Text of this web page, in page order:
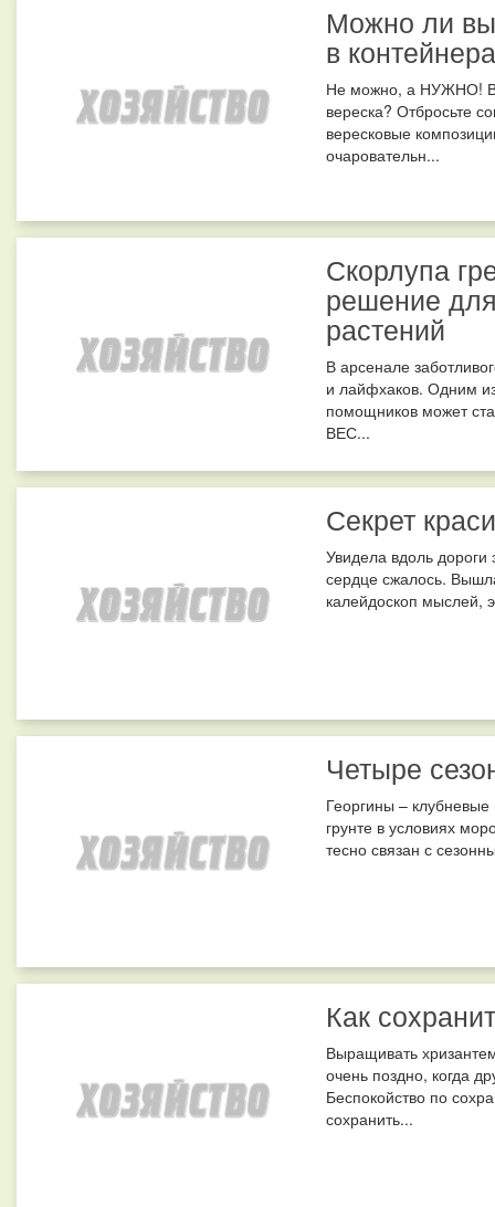
Можно ли
в
Не можно, а НУЖНО!
вереска? Отбросьте
вересковые
очаровательн...
Скорлупа
решение
растений
В арсенале
и лайфхаков. Одним
помощников может
ВЕС...
Секрет
Увидела вдоль дороги
сердце сжалось.
калейдоскоп мыслей,
Четыре
Георгины –
грунте в условиях
тесно связан с
Как
Выращивать
очень поздно, когда
Беспокойство по
сохранить...